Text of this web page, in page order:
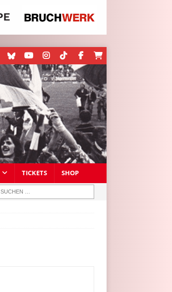
TICKETS SHOP